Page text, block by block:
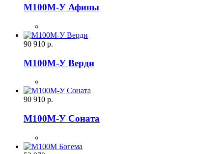
М100М-У Афины
90 910 р.
М100М-У Верди
90 910 р.
М100М-У Соната